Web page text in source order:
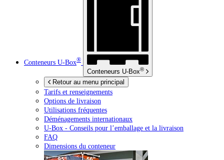
Conteneurs U-Box®
Conteneurs U-Box®
Retour au menu principal
Tarifs et renseignements
Options de livraison
Utilisations fréquentes
Déménagements internationaux
U-Box - Conseils pour l’emballage et la livraison
FAQ
Dimensions du conteneur